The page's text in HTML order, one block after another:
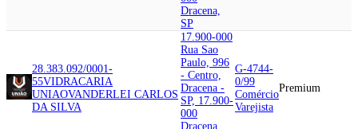
Dracena,
SP
28.383.092/0001-
55VIDRACARIA
UNIAOVANDERLEI CARLOS
DA SILVA
17.900-000
Rua Sao
Paulo, 996
- Centro,
Dracena -
SP, 17.900-
000
Dracena,
G-4744-
0/99
Comércio
Varejista
Premium